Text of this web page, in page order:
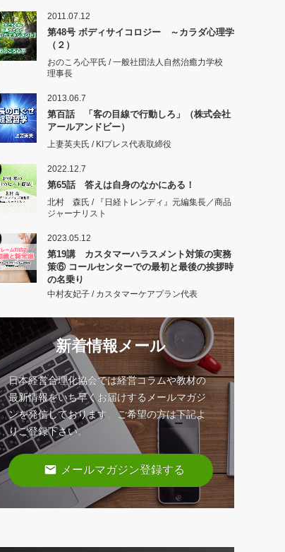
2011.07.12
第48号 ボディサイコロジー ～カラダ心理学
（２）
おのころ心平氏 / 一般社団法人自然治癒力学校
理事長
2013.06.7
第百話 「客の目線で行動しろ」（株式会社
アールアンドビー）
上妻英夫氏 / KIプレス代表取締役
2022.12.7
第65話 答えは自身のなかにある！
北村 森氏 / 『日経トレンディ』元編集長／商品
ジャーナリスト
2023.05.12
第19講 カスタマーハラスメント対策の実務
策⑥ コールセンターでの最初と最後の挨拶時
の名乗り
中村友妃子 / カスタマーケアプラン代表
新着情報メール
日本経営合理化協会では経営コラムや教材の
最新情報をいち早くお届けするメールマガジ
ンを発信しております。ご希望の方は下記よ
りご登録下さい。
email メールマガジン登録する